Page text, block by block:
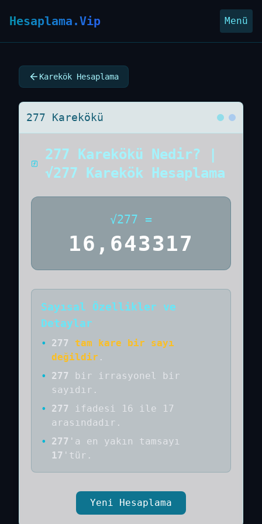
Hesaplama.Vip Menü
Karekök Hesaplama
277 Karekökü
277 Karekökü Nedir? |
√277 Karekök Hesaplama
√277 =
16,643317
Sayısal Özellikler ve
Detaylar
• 277
tam kare bir sayı
değildir .
•
277 bir
irrasyonel bir
sayıdır .
•
277
ifadesi 16 ile 17
arasındadır.
•
277 'a en yakın tamsayı
17 'tür.
Yeni Hesaplama